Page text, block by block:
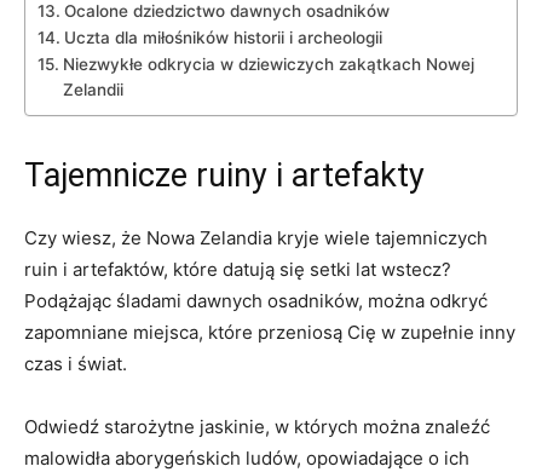
Ocalone dziedzictwo dawnych osadników
Uczta dla miłośników historii i archeologii
Niezwykłe odkrycia w dziewiczych zakątkach Nowej
Zelandii
Tajemnicze ruiny i artefakty
Czy ‍wiesz, że ⁤Nowa Zelandia kryje wiele tajemniczych
ruin i artefaktów, które datują się setki lat wstecz?
‍Podążając​ śladami dawnych osadników, można ⁤odkryć
zapomniane miejsca, które przeniosą Cię ⁣w⁣ zupełnie ⁤inny
​czas ⁣i świat.
Odwiedź starożytne jaskinie, ⁣w których można znaleźć
malowidła ⁣aborygeńskich ludów, opowiadające o ‌ich